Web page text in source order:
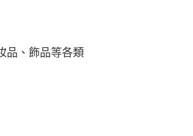
品、飾品等各類